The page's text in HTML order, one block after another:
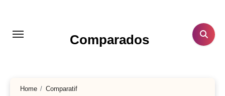
contenu
Comparados
Home
Comparatif